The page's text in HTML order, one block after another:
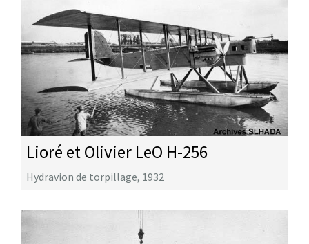
Lioré et Olivier LeO H-256
Hydravion de torpillage, 1932